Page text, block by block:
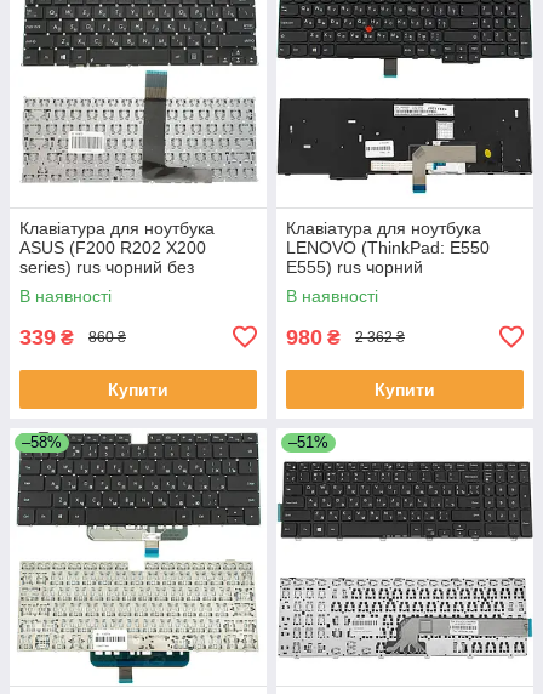
Клавіатура для ноутбука
ASUS (F200 R202 X200
series) rus чорний без
фрейма
В наявності
339 ₴ 860 ₴
Купити
Клавіатура для ноутбука
LENOVO (ThinkPad: E550
E555) rus чорний
В наявності
980 ₴ 2 362 ₴
Купити
–58% –51%